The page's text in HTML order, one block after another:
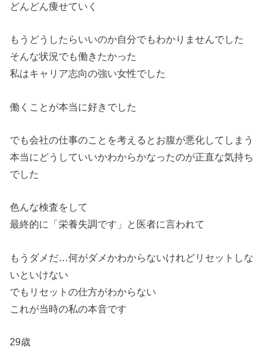
どんどん痩せていく
もうどうしたらいいのか自分でもわかりませんでした
そんな状況でも働きたかった
私はキャリア志向の強い女性でした
働くことが本当に好きでした
でも会社の仕事のことを考えるとお腹が悪化してしまう
本当にどうしていいかわからかなったのが正直な気持ち
でした
色んな検査をして
最終的に「栄養失調です」と医者に言われて
もうダメだ…何がダメかわからないけれどリセットしな
いといけない
でもリセットの仕方がわからない
これが当時の私の本音です
29歳